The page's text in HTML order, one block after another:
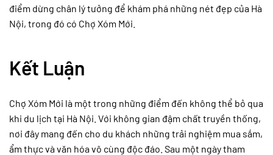
điểm dừng chân lý tưởng để khám phá những nét đẹp của Hà
Nội, trong đó có Chợ Xóm Mới.
Kết Luận
Chợ Xóm Mới là một trong những điểm đến không thể bỏ qua
khi du lịch tại Hà Nội. Với không gian đậm chất truyền thống,
nơi đây mang đến cho du khách những trải nghiệm mua sắm,
ẩm thực và văn hóa vô cùng độc đáo. Sau một ngày tham